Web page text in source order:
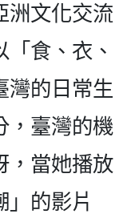
洲文化交流
食、衣、
灣的日常生
，臺灣的機
，當她播放
」的影片